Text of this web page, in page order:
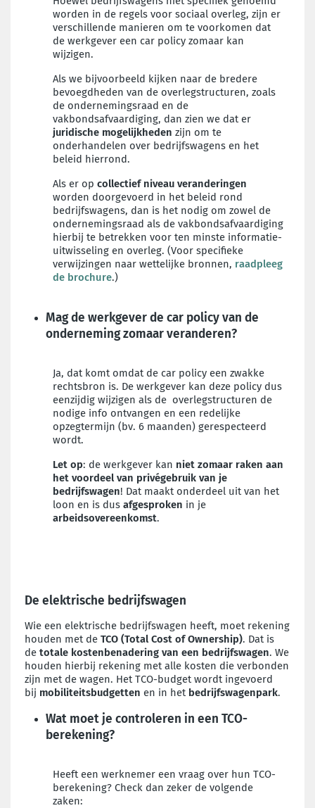
worden in de regels voor sociaal overleg, zijn er
verschillende manieren om te voorkomen dat
de werkgever een car policy zomaar kan
wijzigen.
Als we bijvoorbeeld kijken naar de bredere
bevoegdheden van de overlegstructuren, zoals
de ondernemingsraad en de
vakbondsafvaardiging, dan zien we dat er
juridische mogelijkheden zijn om te
onderhandelen over bedrijfswagens en het
beleid hierrond.
Als er op collectief niveau veranderingen
worden doorgevoerd in het beleid rond
bedrijfswagens, dan is het nodig om zowel de
ondernemingsraad als de vakbondsafvaardiging
hierbij te betrekken voor ten minste informatie-
uitwisseling en overleg. (Voor specifieke
verwijzingen naar wettelijke bronnen, raadpleeg
de brochure.)
Mag de werkgever de car policy van de
onderneming zomaar veranderen?
Ja, dat komt omdat de car policy een zwakke
rechtsbron is. De werkgever kan deze policy dus
eenzijdig wijzigen als de overlegstructuren de
nodige info ontvangen en een redelijke
opzegtermijn (bv. 6 maanden) gerespecteerd
wordt.
Let op: de werkgever kan niet zomaar raken aan
het voordeel van privégebruik van je
bedrijfswagen! Dat maakt onderdeel uit van het
loon en is dus afgesproken in je
arbeidsovereenkomst.
De elektrische bedrijfswagen
Wie een elektrische bedrijfswagen heeft, moet rekening
houden met de TCO (Total Cost of Ownership). Dat is
de totale kostenbenadering van een bedrijfswagen. We
houden hierbij rekening met alle kosten die verbonden
zijn met de wagen. Het TCO-budget wordt ingevoerd
bij mobiliteitsbudgetten en in het bedrijfswagenpark.
Wat moet je controleren in een TCO-
berekening?
Heeft een werknemer een vraag over hun TCO-
berekening? Check dan zeker de volgende
zaken: